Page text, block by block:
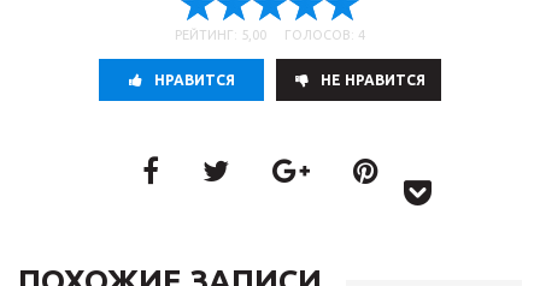
РЕЙТИНГ: 5,00 ГОЛОСОВ: 4
НРАВИТСЯ НE НРАВИТСЯ